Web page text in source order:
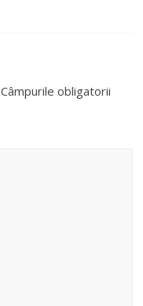
Câmpurile obligatorii